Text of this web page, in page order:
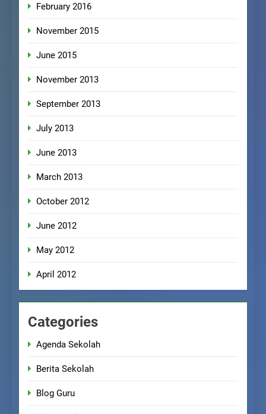
February 2016
November 2015
June 2015
November 2013
September 2013
July 2013
June 2013
March 2013
October 2012
June 2012
May 2012
April 2012
Categories
Agenda Sekolah
Berita Sekolah
Blog Guru